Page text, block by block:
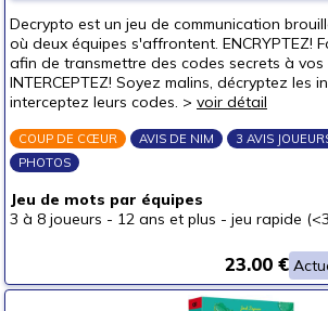
Decrypto est un jeu de communication
où deux équipes s'affrontent. ENCRYPTEZ!
afin de transmettre des codes secrets à vos
INTERCEPTEZ! Soyez malins, décryptez les
interceptez leurs codes. > voir détail
COUP DE CŒUR AVIS DE NIM
3 AVIS
PHOTOS
Jeu de mots par équipes
3 à 8 joueurs - 12 ans et plus - jeu rapide
23.00 €